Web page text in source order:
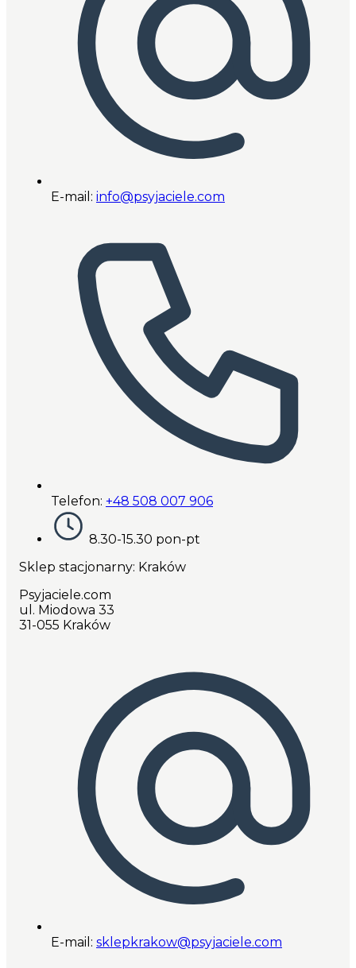
E-mail: info@psyjaciele.com
Telefon: +48 508 007 906
8.30-15.30 pon-pt
Sklep stacjonarny: Kraków
Psyjaciele.com
ul. Miodowa 33
31-055 Kraków
E-mail: sklepkrakow@psyjaciele.com